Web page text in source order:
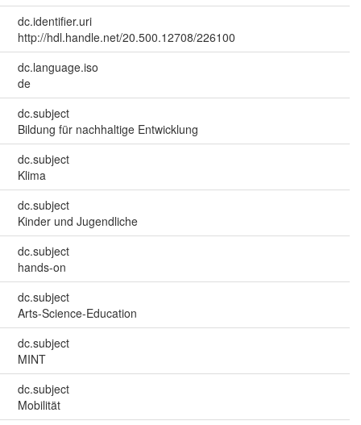
dc.identifier.uri
http://hdl.handle.net/20.500.12708/226100
dc.language.iso
de
dc.subject
Bildung für nachhaltige Entwicklung
dc.subject
Klima
dc.subject
Kinder und Jugendliche
dc.subject
hands-on
dc.subject
Arts-Science-Education
dc.subject
MINT
dc.subject
Mobilität